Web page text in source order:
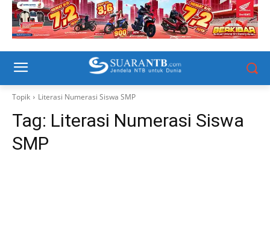
Topik Literasi Numerasi Siswa SMP
Tag: Literasi Numerasi Siswa
SMP